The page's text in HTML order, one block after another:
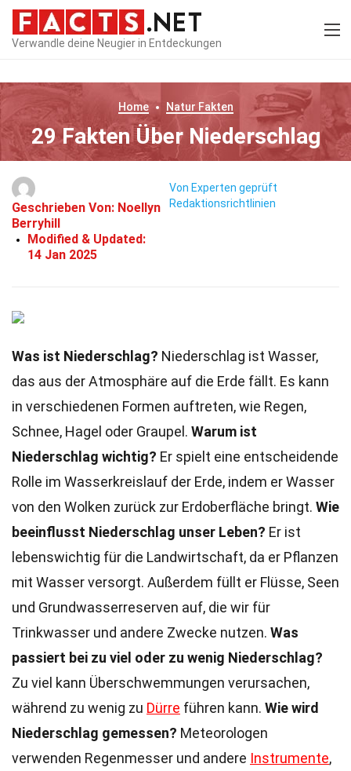
Verwandle deine Neugier in Entdeckungen
Home Natur Fakten
29 Fakten Über Niederschlag
Geschrieben Von: Noellyn
Berryhill
Modified & Updated:
14 Jan 2025
Von Experten geprüft
Redaktionsrichtlinien
Was ist Niederschlag? Niederschlag ist Wasser,
das aus der Atmosphäre auf die Erde fällt. Es kann
in verschiedenen Formen auftreten, wie Regen,
Schnee, Hagel oder Graupel. Warum ist
Niederschlag wichtig? Er spielt eine entscheidende
Rolle im Wasserkreislauf der Erde, indem er Wasser
von den Wolken zurück zur Erdoberfläche bringt. Wie
beeinflusst Niederschlag unser Leben? Er ist
lebenswichtig für die Landwirtschaft, da er Pflanzen
mit Wasser versorgt. Außerdem füllt er Flüsse, Seen
und Grundwasserreserven auf, die wir für
Trinkwasser und andere Zwecke nutzen. Was
passiert bei zu viel oder zu wenig Niederschlag?
Zu viel kann Überschwemmungen verursachen,
während zu wenig zu Dürre führen kann. Wie wird
Niederschlag gemessen? Meteorologen
verwenden Regenmesser und andere Instrumente,